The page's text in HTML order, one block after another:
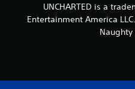
UNCHARTED is a
Entertainment America
Naughty